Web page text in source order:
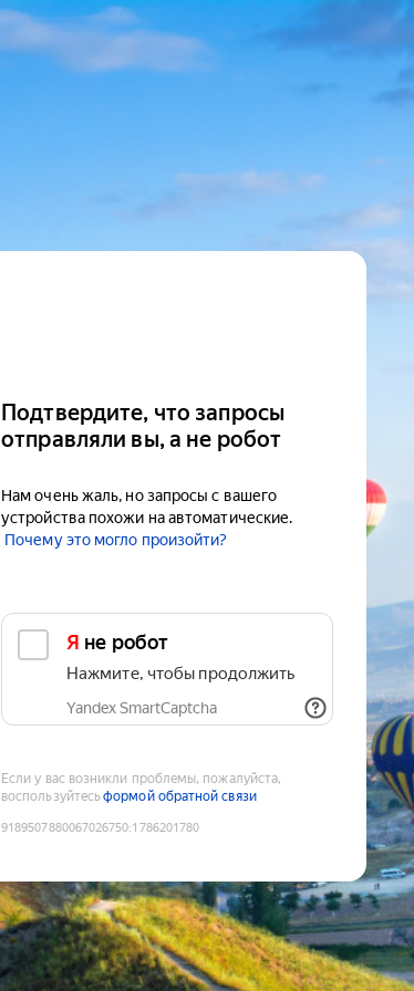
Подтвердите, что запросы
отправляли вы, а не робот
Нам очень жаль, но запросы с вашего
устройства похожи на автоматические.
Почему это могло произойти?
Я не робот
Нажмите, чтобы продолжить
Yandex SmartCaptcha
Если у вас возникли проблемы, пожалуйста,
воспользуйтесьформой обратной связи
9189507880067026750:1786201780